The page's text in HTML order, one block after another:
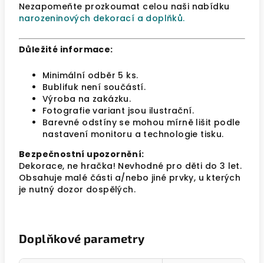
Nezapomeňte prozkoumat celou naši nabídku
narozeninových dekorací a doplňků.
Důležité informace:
Minimální odběr 5 ks.
Bublifuk není součástí.
Výroba na zakázku.
Fotografie variant jsou ilustrační.
Barevné odstíny se mohou mírně lišit podle
nastavení monitoru a technologie tisku.
Bezpečnostní upozornění:
Dekorace, ne hračka! Nevhodné pro děti do 3 let.
Obsahuje malé části a/nebo jiné prvky, u kterých
je nutný dozor dospělých.
Doplňkové parametry